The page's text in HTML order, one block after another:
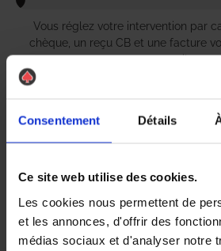
Consentement Détails
Ce site web utilise des cookies.
Les cookies nous permettent de
et les annonces, d'offrir des
médias sociaux et d'analyser notre
Vous réglez votre intervention par
chèque, un reçu CB et une facture
mail.
Etape 5 :
Vous recevez une demande